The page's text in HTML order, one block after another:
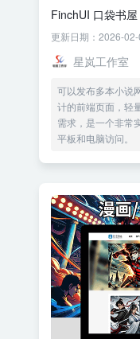
FinchUI 口袋书屋
更新日期：2026-
星岚工作室
可以发布多本小说
计的前端页面，轻
需求，是一个非常
平板和电脑访问。